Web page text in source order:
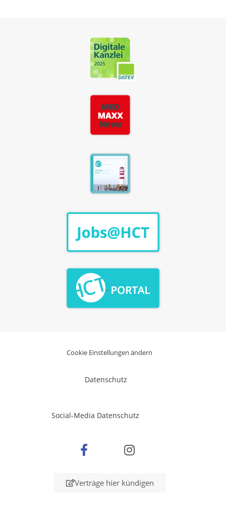
Cookie Einstellungen ändern
Datenschutz
Social-Media Datenschutz
Verträge hier kündigen